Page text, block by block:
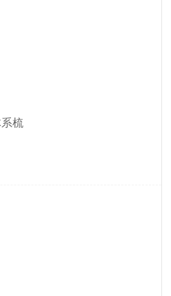
梳